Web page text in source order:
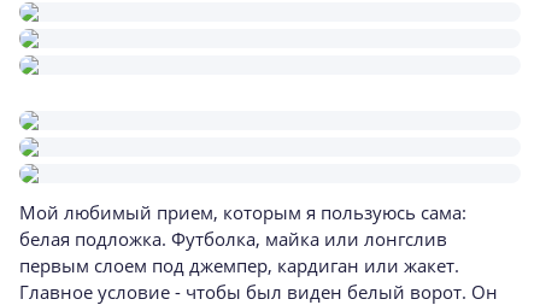
Мой любимый прием, которым я пользуюсь сама:
белая подложка. Футболка, майка или лонгслив
первым слоем под джемпер, кардиган или жакет.
Главное условие - чтобы был виден белый ворот. Он